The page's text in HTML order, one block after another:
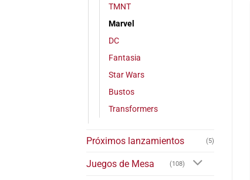
TMNT
Marvel
DC
Fantasia
Star Wars
Bustos
Transformers
Próximos lanzamientos (5)
Juegos de Mesa (108)